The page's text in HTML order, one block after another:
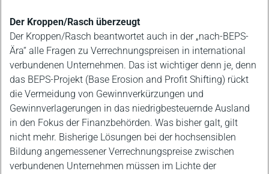
Der Kroppen/Rasch überzeugt
Der Kroppen/Rasch beantwortet auch in der „nach-BEPS-
Ära“ alle Fragen zu Verrechnungspreisen in international
verbundenen Unternehmen. Das ist wichtiger denn je, denn
das BEPS-Projekt (Base Erosion and Profit Shifting) rückt
die Vermeidung von Gewinnverkürzungen und
Gewinnverlagerungen in das niedrigbesteuernde Ausland
in den Fokus der Finanzbehörden. Was bisher galt, gilt
nicht mehr. Bisherige Lösungen bei der hochsensiblen
Bildung angemessener Verrechnungspreise zwischen
verbundenen Unternehmen müssen im Lichte der